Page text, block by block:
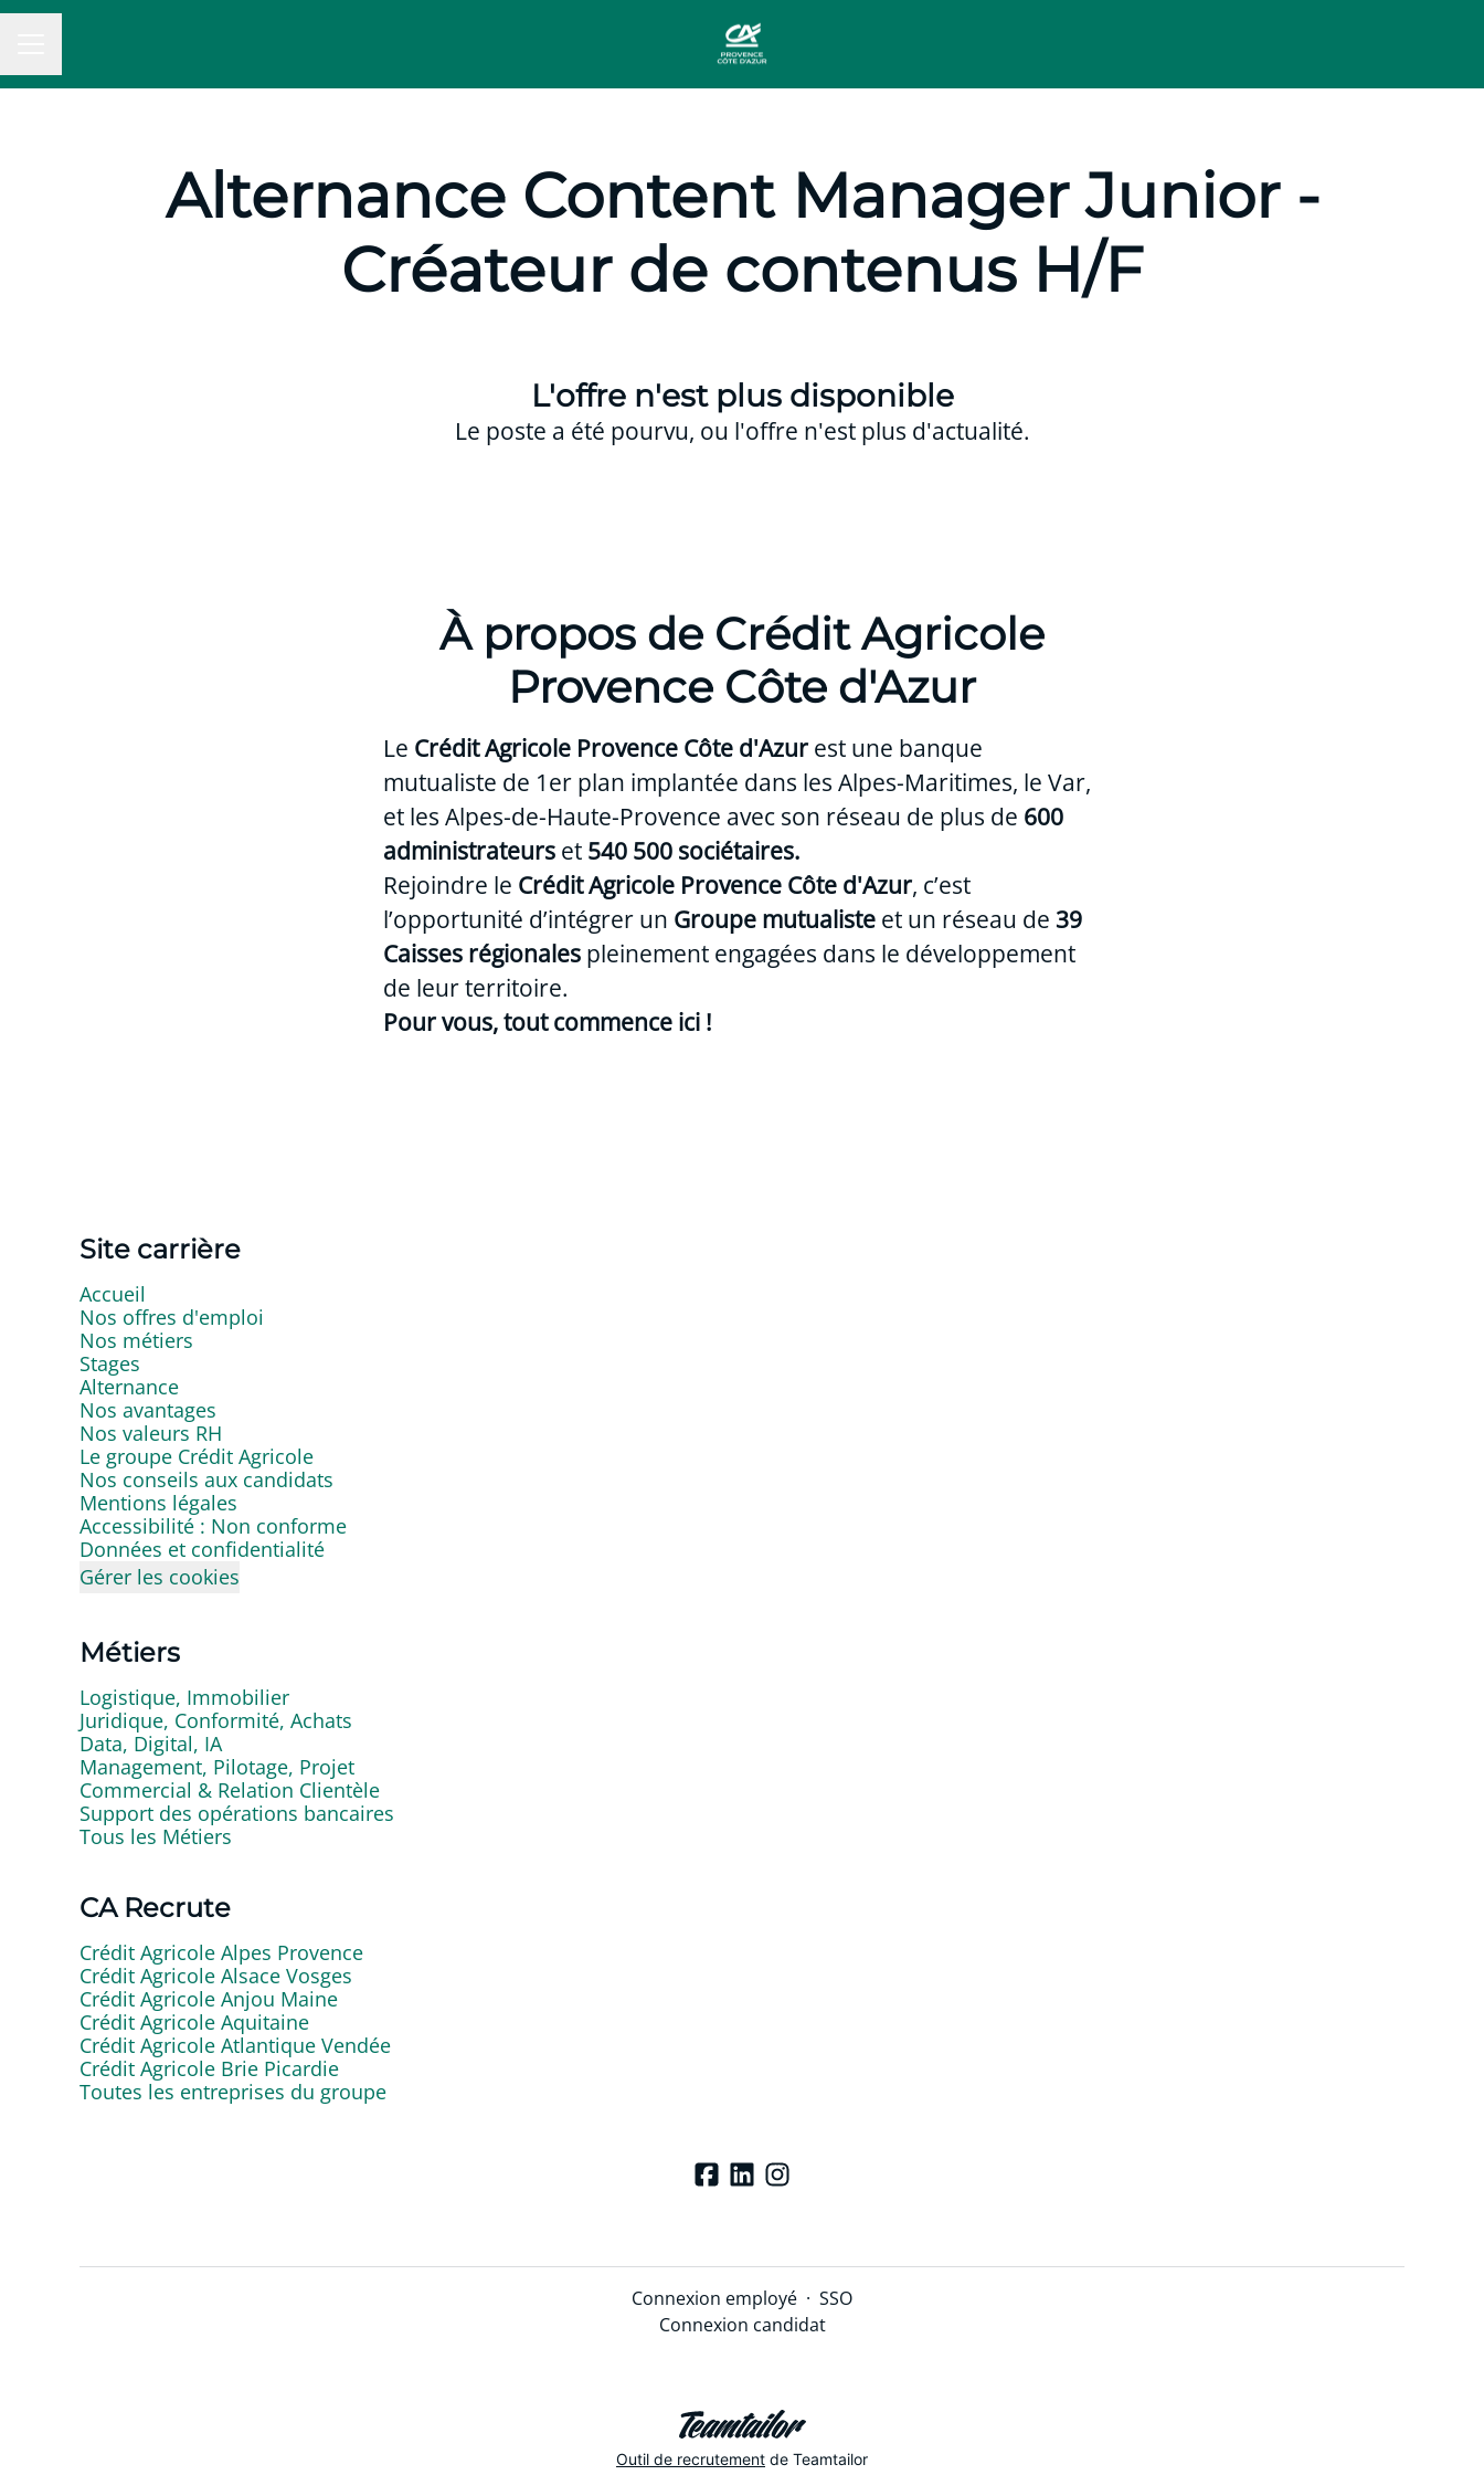
Alternance Content Manager Junior -
Créateur de contenus H/F
L'offre n'est plus disponible
Le poste a été pourvu, ou l'offre n'est plus d'actualité.
À propos de Crédit Agricole
Provence Côte d'Azur
Le Crédit Agricole Provence Côte d'Azurest une banque
mutualiste de 1er plan implantée dans les Alpes-Maritimes, le Var,
et les Alpes-de-Haute-Provence avec son réseau de plus de 600
administrateurs et 540 500 sociétaires.
Rejoindre le Crédit Agricole Provence Côte d'Azur, c’est
l’opportunité d’intégrer un Groupe mutualiste et un réseau de 39
Caisses régionales pleinement engagées dans le développement
de leur territoire.
Pour vous, tout commence ici !
Site carrière
Accueil
Nos offres d'emploi
Nos métiers
Stages
Alternance
Nos avantages
Nos valeurs RH
Le groupe Crédit Agricole
Nos conseils aux candidats
Mentions légales
Accessibilité : Non conforme
Données et confidentialité
Gérer les cookies
Métiers
Logistique, Immobilier
Juridique, Conformité, Achats
Data, Digital, IA
Management, Pilotage, Projet
Commercial & Relation Clientèle
Support des opérations bancaires
Tous les Métiers
CA Recrute
Crédit Agricole Alpes Provence
Crédit Agricole Alsace Vosges
Crédit Agricole Anjou Maine
Crédit Agricole Aquitaine
Crédit Agricole Atlantique Vendée
Crédit Agricole Brie Picardie
Toutes les entreprises du groupe
Connexion employé · SSO
Connexion candidat
Outil de recrutement de Teamtailor